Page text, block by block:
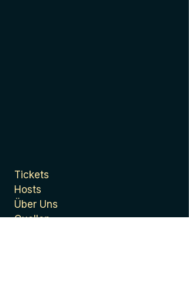
Tickets
Hosts
Über Uns
Quellen